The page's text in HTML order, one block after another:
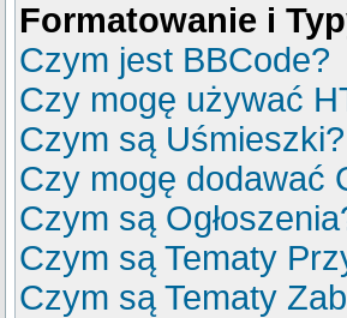
Formatowanie i
Czym jest BBCode?
Czy mogę używać
Czym są Uśmieszki?
Czy mogę dodawać
Czym są
Czym są Tematy
Czym są Tematy